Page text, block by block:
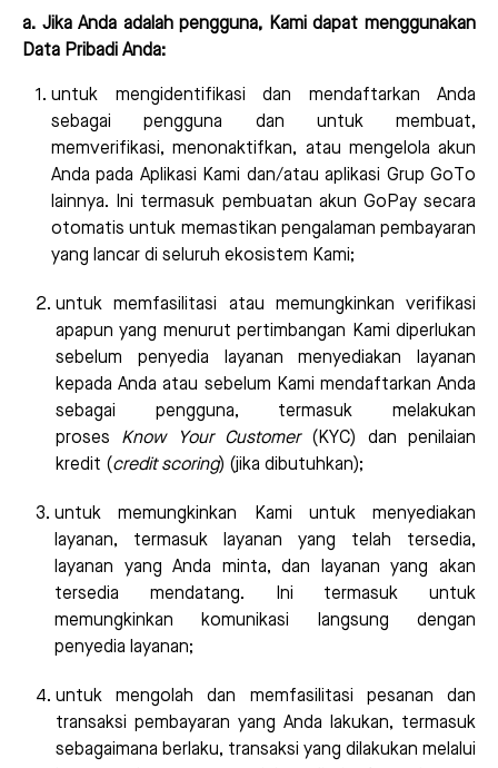
a. Jika Anda adalah pengguna, Kami dapat menggunakan
Data Pribadi Anda:
untuk mengidentifikasi dan mendaftarkan Anda
sebagai pengguna dan untuk membuat,
memverifikasi, menonaktifkan, atau mengelola akun
Anda pada Aplikasi Kami dan/atau aplikasi Grup GoTo
lainnya. Ini termasuk pembuatan akun GoPay secara
otomatis untuk memastikan pengalaman pembayaran
yang lancar di seluruh ekosistem Kami;
untuk memfasilitasi atau memungkinkan verifikasi
apapun yang menurut pertimbangan Kami diperlukan
sebelum penyedia layanan menyediakan layanan
kepada Anda atau sebelum Kami mendaftarkan Anda
sebagai pengguna, termasuk melakukan
proses Know Your Customer (KYC) dan penilaian
kredit (credit scoring) (jika dibutuhkan);
untuk memungkinkan Kami untuk menyediakan
layanan, termasuk layanan yang telah tersedia,
layanan yang Anda minta, dan layanan yang akan
tersedia mendatang. Ini termasuk untuk
memungkinkan komunikasi langsung dengan
penyedia layanan;
untuk mengolah dan memfasilitasi pesanan dan
transaksi pembayaran yang Anda lakukan, termasuk
sebagaimana berlaku, transaksi yang dilakukan melalui